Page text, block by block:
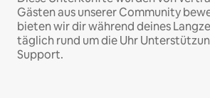
Gästen aus unserer Community
bieten wir dir während deines
täglich rund um die Uhr
Support.